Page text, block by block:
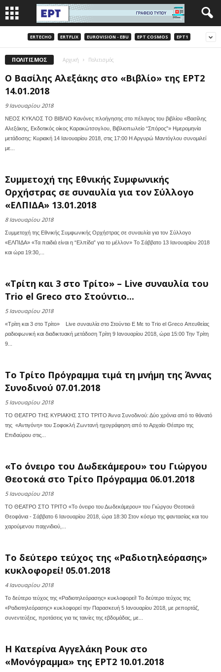
ERTECHO ERTFLIX EUROVISION - EBU EΡΤ COSMOS EΡΤ1
ΠΟΛΙΤΙΣΜΌΣ Αρχική Πολιτισμός
O Βασίλης Αλεξάκης στο «Βιβλίο» της ΕΡΤ2
14.01.2018
9 Ιανουαρίου 2018
ΝΕΟΣ ΚΥΚΛΟΣ ΤΟ ΒΙΒΛΙΟ Κανόνες πλοήγησης στο πέλαγος του βιβλίου «Βασίλης
Αλεξάκης, Εκδοτικός οίκος Καρακώτσογλου, Βιβλιοπωλείο “Σπόρος”» Ημερομηνία
μετάδοσης: Kυριακή 14 Ιανουαρίου 2018, στις 17:00 Η Αργυρώ Μαντόγλου συνομιλεί
με...
Συμμετοχή της Εθνικής Συμφωνικής
Ορχήστρας σε συναυλία για τον Σύλλογο
«ΕΛΠΙΔΑ» 13.01.2018
8 Ιανουαρίου 2018
Συμμετοχή της Εθνικής Συμφωνικής Ορχήστρας σε συναυλία για τον Σύλλογο
«ΕΛΠΙΔΑ» «Τα παιδιά είναι η “Ελπίδα” για το μέλλον» Το Σάββατο 13 Ιανουαρίου 2018
και ώρα 19:30,...
«Τρίτη και 3 στο Τρίτο» – Live συναυλία του
Trio el Greco στο Στούντιο...
5 Ιανουαρίου 2018
«Τρίτη και 3 στο Τρίτο» Live συναυλία στο Στούντιο Ε Με το Trio el Greco Απευθείας
ραδιοφωνική και διαδικτυακή μετάδοση Τρίτη 9 Ιανουαρίου 2018, ώρα 15:00 Την Τρίτη
9...
Το Τρίτο Πρόγραμμα τιμά τη μνήμη της Άννας
Συνοδινού 07.01.2018
5 Ιανουαρίου 2018
ΤΟ ΘΕΑΤΡΟ ΤΗΣ ΚΥΡΙΑΚΗΣ ΣΤΟ ΤΡΙΤΟ Άννα Συνοδινού: Δύο χρόνια από το θάνατό
της «Αντιγόνη» του Σοφοκλή Ζωντανή ηχογράφηση από το Αρχαίο Θέατρο της
Επιδαύρου στις...
«Το όνειρο του Δωδεκάμερου» του Γιώργου
Θεοτοκά στο Τρίτο Πρόγραμμα 06.01.2018
5 Ιανουαρίου 2018
ΤΟ ΘΕΑΤΡΟ ΣΤΟ ΤΡΙΤΟ «Το όνειρο του Δωδεκάμερου» του Γιώργου Θεοτοκά
Θεοφάνια - Σάββατο 6 Ιανουαρίου 2018, ώρα 18:30 Στον κόσμο της φαντασίας και του
χαρούμενου παιχνιδιού,...
Το δεύτερο τεύχος της «Ραδιοτηλεόρασης»
κυκλοφορεί! 05.01.2018
4 Ιανουαρίου 2018
Το δεύτερο τεύχος της «Ραδιοτηλεόρασης» κυκλοφορεί! To δεύτερο τεύχος της
«Ραδιοτηλεόρασης» κυκλοφορεί την Παρασκευή 5 Ιανουαρίου 2018, με ρεπορτάζ,
συνεντεύξεις, προτάσεις για τις ταινίες της εβδομάδας, με...
Η Κατερίνα Αγγελάκη Ρουκ στο
«Μονόγραμμα» της ΕΡΤ2 10.01.2018